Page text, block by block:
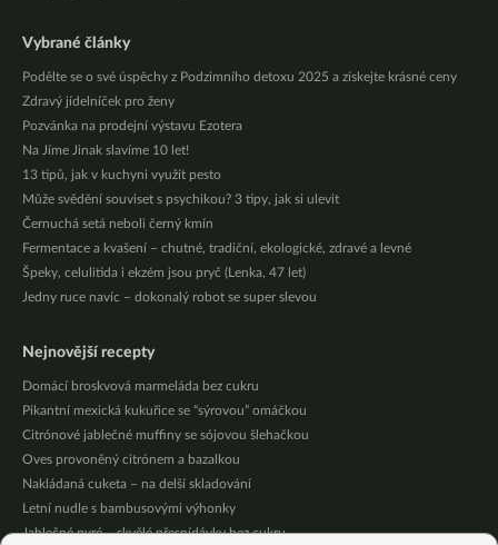
Vybrané články
Podělte se o své úspěchy z Podzimního detoxu 2025 a získejte krásné ceny
Zdravý jídelníček pro ženy
Pozvánka na prodejní výstavu Ezotera
Na Jíme Jinak slavíme 10 let!
13 tipů, jak v kuchyni využít pesto
Může svědění souviset s psychikou? 3 tipy, jak si ulevit
Černuchá setá neboli černý kmín
Fermentace a kvašení – chutné, tradiční, ekologické, zdravé a levné
Špeky, celulitida i ekzém jsou pryč (Lenka, 47 let)
Jedny ruce navíc – dokonalý robot se super slevou
Nejnovější recepty
Domácí broskvová marmeláda bez cukru
Pikantní mexická kukuřice se “sýrovou” omáčkou
Citrónové jablečné muffiny se sójovou šlehačkou
Oves provoněný citrónem a bazalkou
Nakládaná cuketa – na delší skladování
Letní nudle s bambusovými výhonky
Jablečné pyré – skvělé přesnídávky bez cukru